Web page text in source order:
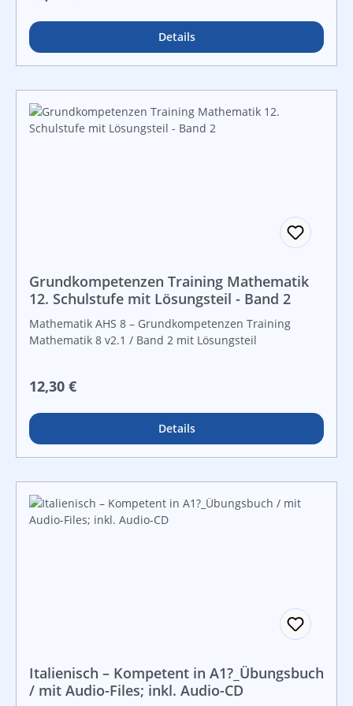
Details
Grundkompetenzen Training Mathematik
12. Schulstufe mit Lösungsteil - Band 2
Mathematik AHS 8 – Grundkompetenzen Training
Mathematik 8 v2.1 / Band 2 mit Lösungsteil
Regulärer Preis:
12,30 €
Details
Italienisch – Kompetent in A1?_Übungsbuch
/ mit Audio-Files; inkl. Audio-CD